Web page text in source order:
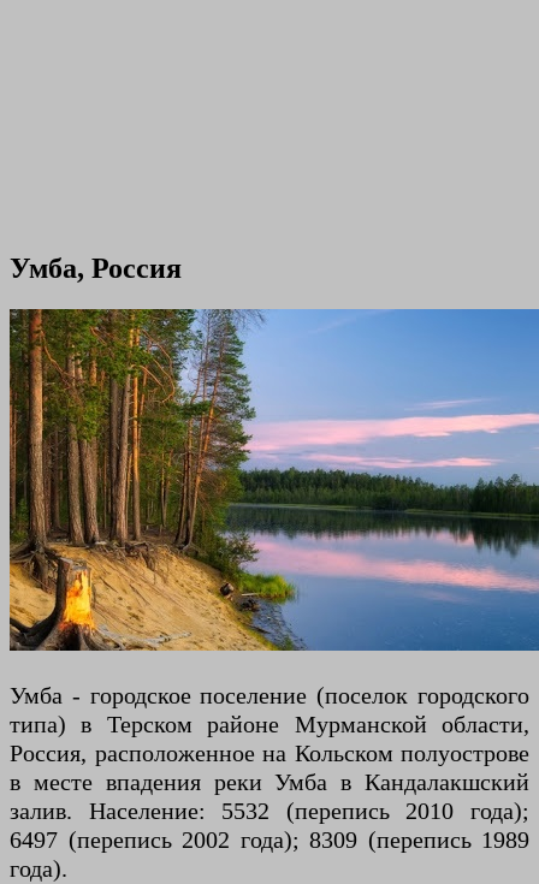
Умба, Россия
Умба - городское поселение (поселок городского
типа) в Терском районе Мурманской области,
Россия, расположенное на Кольском полуострове
в месте впадения реки Умба в Кандалакшский
залив. Население: 5532 (перепись 2010 года);
6497 (перепись 2002 года); 8309 (перепись 1989
года).